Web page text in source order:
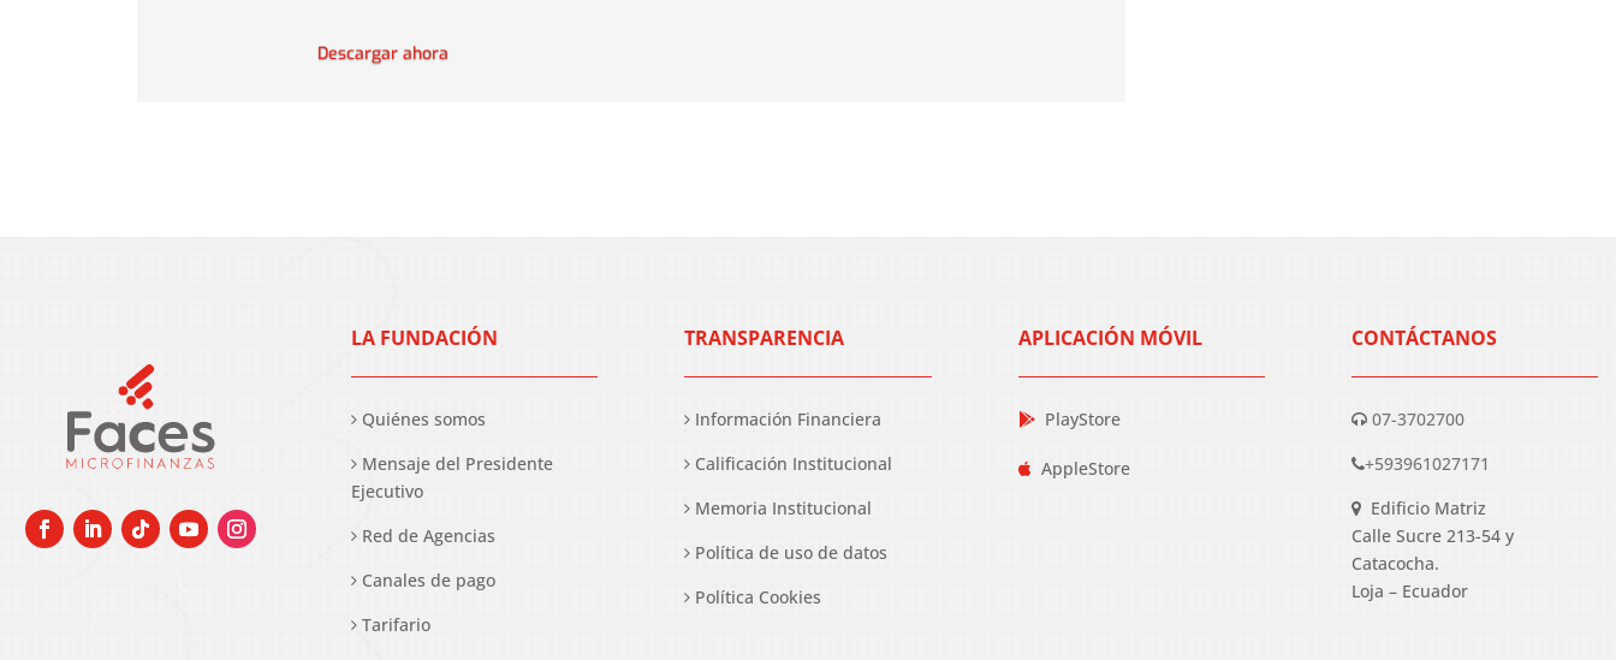
Descargar ahora
LA FUNDACIÓN
Quiénes somos
Mensaje del Presidente
Ejecutivo
Red de Agencias
Canales de pago
Tarifario
TRANSPARENCIA
Información Financiera
Calificación Institucional
Memoria Institucional
Política de uso de datos
Política Cookies
APLICACIÓN MÓVIL
PlayStore
AppleStore
CONTÁCTANOS
07-3702700
+593961027171
Edificio Matriz
Calle Sucre 213-54 y
Catacocha.
Loja – Ecuador